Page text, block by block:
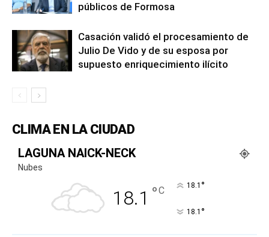
públicos de Formosa
Casación validó el procesamiento de
Julio De Vido y de su esposa por
supuesto enriquecimiento ilícito
CLIMA EN LA CIUDAD
LAGUNA NAICK-NECK
Nubes
18.1 °C 18.1 °
18.1 °